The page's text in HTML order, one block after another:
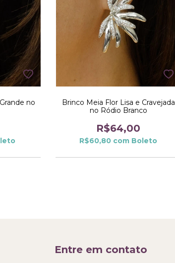
no
Brinco Meia Flor Lisa e Cravejada
no Ródio Branco
R$64,00
R$60,80 com Boleto
Entre em contato